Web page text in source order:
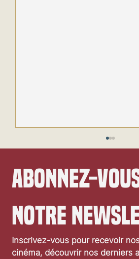
Abonnez-
notre
Inscrivez-vous pour recevoir
cinéma, découvrir nos derniers